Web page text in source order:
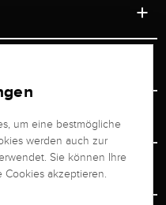
um eine bestmögliche
werden auch zur
Sie können Ihre
Cookies akzeptieren.